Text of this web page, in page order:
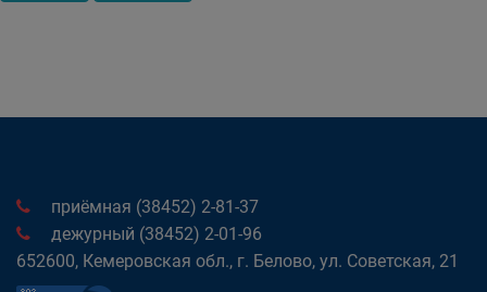
приёмная (38452) 2-81-37
дежурный (38452) 2-01-96
652600, Кемеровская обл., г. Белово, ул. Советская, 21